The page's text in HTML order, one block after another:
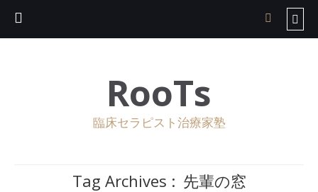
RooTs
臨床セラピスト治療家塾
Tag Archives : 先輩の窓